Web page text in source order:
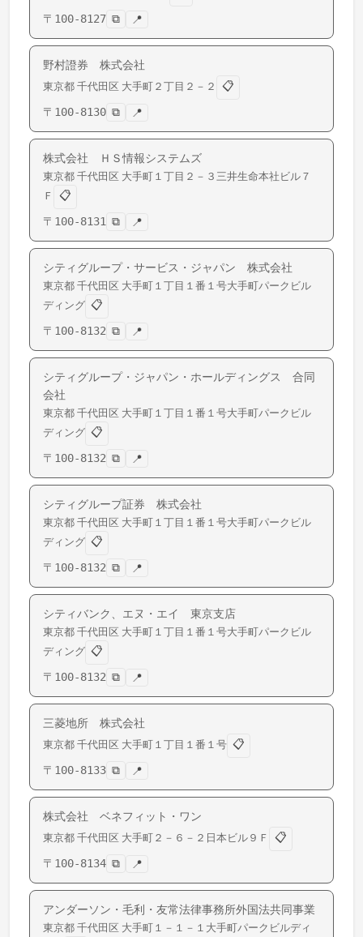
〒 100-8127 ⧉ 📍
野村證券 株式会社
東京都 千代田区 大手町 ２丁目２－２
📋
〒 100-8130 ⧉ 📍
株式会社 ＨＳ情報システムズ
東京都 千代田区 大手町 １丁目２－３三井生命本社ビル７
Ｆ
📋
〒 100-8131 ⧉ 📍
シティグループ・サービス・ジャパン 株式会社
東京都 千代田区 大手町 １丁目１番１号大手町パークビル
ディング 📋
〒 100-8132 ⧉ 📍
シティグループ・ジャパン・ホールディングス 合同
会社
東京都 千代田区 大手町 １丁目１番１号大手町パークビル
ディング 📋
〒 100-8132 ⧉ 📍
シティグループ証券 株式会社
東京都 千代田区 大手町 １丁目１番１号大手町パークビル
ディング 📋
〒 100-8132 ⧉ 📍
シティバンク、エヌ・エイ 東京支店
東京都 千代田区 大手町 １丁目１番１号大手町パークビル
ディング 📋
〒 100-8132 ⧉ 📍
三菱地所 株式会社
東京都 千代田区 大手町 １丁目１番１号 📋
〒 100-8133 ⧉ 📍
株式会社 ベネフィット・ワン
東京都 千代田区 大手町 ２－６－２日本ビル９Ｆ
📋
〒 100-8134 ⧉ 📍
アンダーソン・毛利・友常法律事務所外国法共同事業
東京都 千代田区 大手町 １－１－１大手町パークビルディ